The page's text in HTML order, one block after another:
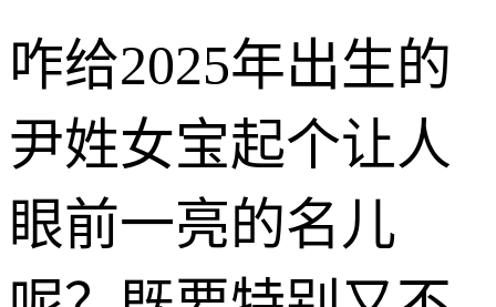
咋给2025年出生的
尹姓女宝起个让人
眼前一亮的名儿